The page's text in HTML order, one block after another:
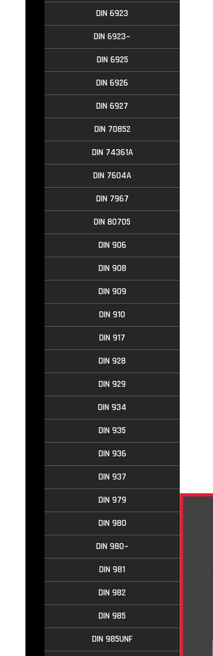
DIN 6923
DIN 6923~
DIN 6925
DIN 6926
DIN 6927
DIN 70852
DIN 74361A
DIN 7604A
DIN 7967
DIN 80705
DIN 906
DIN 908
DIN 909
DIN 910
DIN 917
DIN 928
DIN 929
DIN 934
DIN 935
DIN 936
DIN 937
DIN 979
DIN 980
DIN 980~
DIN 981
DIN 982
DIN 985
DIN 985UNF